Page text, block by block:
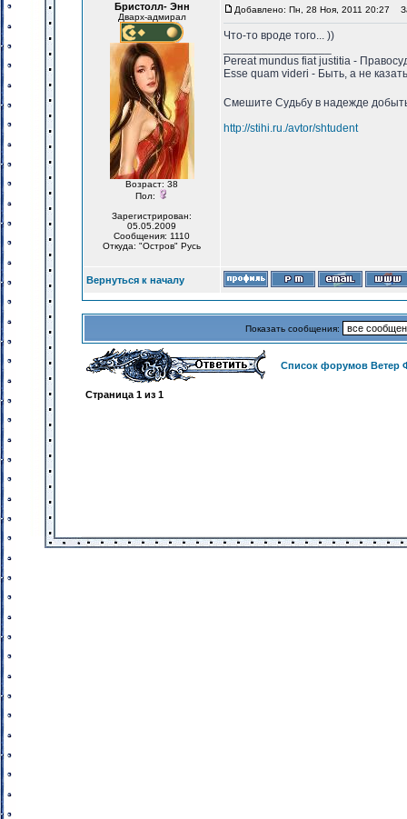
Бристолл- Энн
Дварх-адмирал
Возраст: 38
Пол:
Зарегистрирован:
05.05.2009
Сообщения: 1110
Откуда: "Остров" Русь
Добавлено: Пн, 28 Ноя, 2011 20:27
Что-то вроде того... ))
Pereat mundus fiat justitia -
Esse quam videri - Быть, а не
Смешите Судьбу в надежде
http://stihi.ru./avtor/shtudent
Вернуться к началу
Показать сообщения:
Список форумов Ветер
Страница 1 из 1